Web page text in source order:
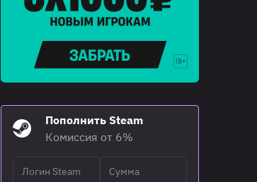
Пополнить Steam
Комиссия от 6%